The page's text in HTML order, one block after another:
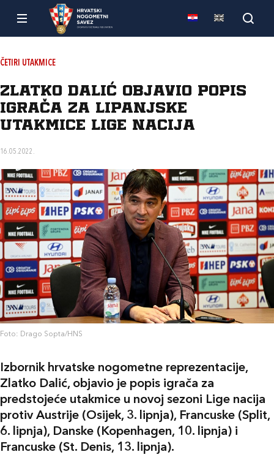
ČETIRI UTAKMICE
Zlatko Dalić objavio popis
igrača za lipanjske
utakmice Lige nacija
16.05.2022.
Foto: Drago Sopta/HNS
Izbornik hrvatske nogometne reprezentacije,
Zlatko Dalić, objavio je popis igrača za
predstojeće utakmice u novoj sezoni Lige nacija
protiv Austrije (Osijek, 3. lipnja), Francuske (Split,
6. lipnja), Danske (Kopenhagen, 10. lipnja) i
Francuske (St. Denis, 13. lipnja).